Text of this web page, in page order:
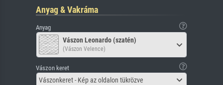
Anyag & Vakráma
Anyag
Vászon Leonardo (szatén)
(Vászon Velence)
Vászon keret
Vászonkeret - Kép az oldalon tükrözve